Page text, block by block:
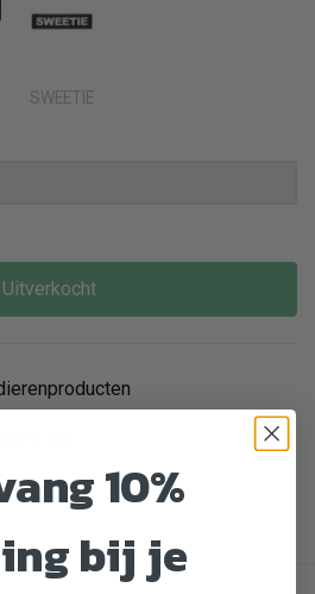
SWEETIE
Uitverkocht
betalen
10%
bij je